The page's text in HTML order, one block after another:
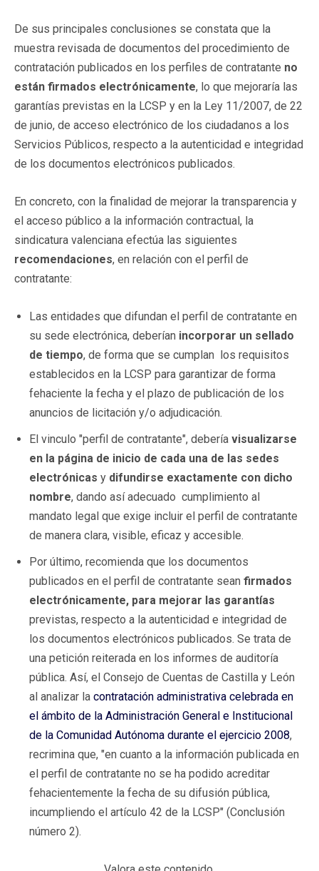
De sus principales conclusiones se constata que la
muestra revisada de documentos del procedimiento de
contratación publicados en los perfiles de contratante no
están firmados electrónicamente, lo que mejoraría las
garantías previstas en la LCSP y en la Ley 11/2007, de 22
de junio, de acceso electrónico de los ciudadanos a los
Servicios Públicos, respecto a la autenticidad e integridad
de los documentos electrónicos publicados.
En concreto, con la finalidad de mejorar la transparencia y
el acceso público a la información contractual, la
sindicatura valenciana efectúa las siguientes
recomendaciones, en relación con el perfil de
contratante:
Las entidades que difundan el perfil de contratante en
su sede electrónica, deberían incorporar un sellado
de tiempo, de forma que se cumplan los requisitos
establecidos en la LCSP para garantizar de forma
fehaciente la fecha y el plazo de publicación de los
anuncios de licitación y/o adjudicación.
El vinculo "perfil de contratante", debería visualizarse
en la página de inicio de cada una de las sedes
electrónicas y difundirse exactamente con dicho
nombre, dando así adecuado cumplimiento al
mandato legal que exige incluir el perfil de contratante
de manera clara, visible, eficaz y accesible.
Por último, recomienda que los documentos
publicados en el perfil de contratante sean firmados
electrónicamente, para mejorar las garantías
previstas, respecto a la autenticidad e integridad de
los documentos electrónicos publicados. Se trata de
una petición reiterada en los informes de auditoría
pública. Así, el Consejo de Cuentas de Castilla y León
al analizar la contratación administrativa celebrada en
el ámbito de la Administración General e Institucional
de la Comunidad Autónoma durante el ejercicio 2008,
recrimina que, "en cuanto a la información publicada en
el perfil de contratante no se ha podido acreditar
fehacientemente la fecha de su difusión pública,
incumpliendo el artículo 42 de la LCSP" (Conclusión
número 2).